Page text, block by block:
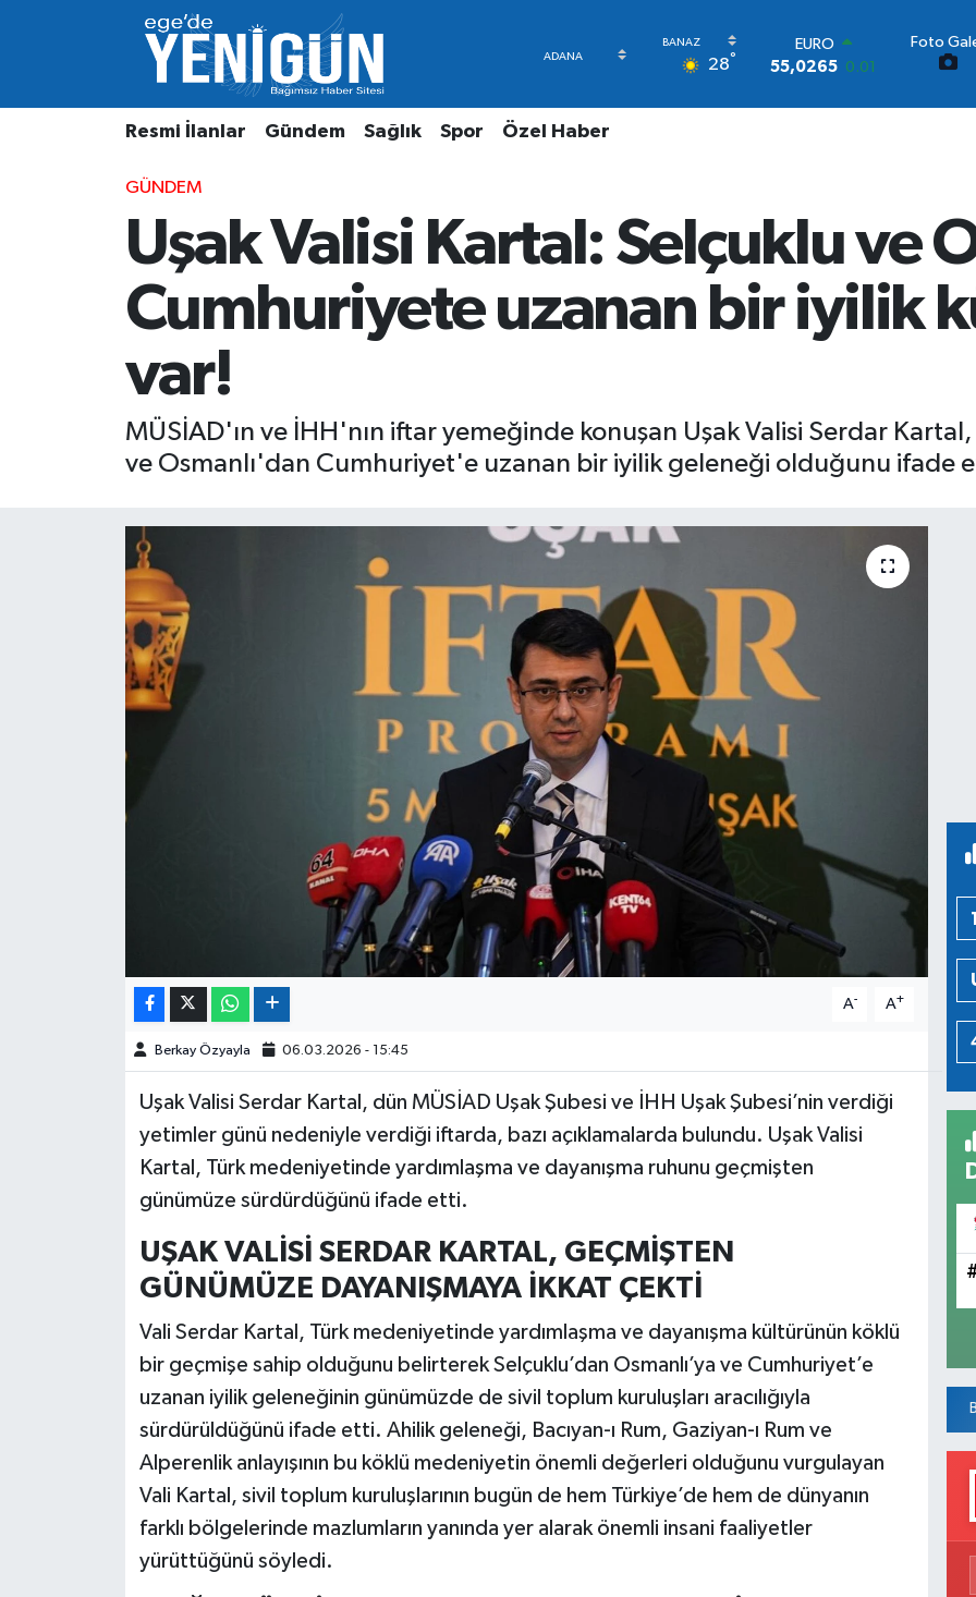
28°
STERLİN
64,1897
0.02
6574.81 1.44
47,7069
0.17
55,0265 0.01
Foto
Resmi İlanlar Gündem Sağlık Spor Özel Haber
GÜNDEM
Uşak Valisi Kartal: Selçuklu ve
Cumhuriyete uzanan bir iyilik
var!
MÜSİAD'ın ve İHH'nın iftar yemeğinde konuşan Uşak Valisi Serdar
ve Osmanlı'dan Cumhuriyet'e uzanan bir iyilik geleneği olduğunu ifade
A- A+
Berkay Özyayla 06.03.2026 - 15:45
Uşak Valisi Serdar Kartal, dün MÜSİAD Uşak Şubesi ve İHH Uşak Şubesi’nin verdiği
yetimler günü nedeniyle verdiği iftarda, bazı açıklamalarda bulundu. Uşak Valisi
Kartal, Türk medeniyetinde yardımlaşma ve dayanışma ruhunu geçmişten
günümüze sürdürdüğünü ifade etti.
UŞAK VALİSİ SERDAR KARTAL, GEÇMİŞTEN
GÜNÜMÜZE DAYANIŞMAYA İKKAT ÇEKTİ
Vali Serdar Kartal, Türk medeniyetinde yardımlaşma ve dayanışma kültürünün köklü
bir geçmişe sahip olduğunu belirterek Selçuklu’dan Osmanlı’ya ve Cumhuriyet’e
uzanan iyilik geleneğinin günümüzde de sivil toplum kuruluşları aracılığıyla
sürdürüldüğünü ifade etti. Ahilik geleneği, Bacıyan-ı Rum, Gaziyan-ı Rum ve
Alperenlik anlayışının bu köklü medeniyetin önemli değerleri olduğunu vurgulayan
Vali Kartal, sivil toplum kuruluşlarının bugün de hem Türkiye’de hem de dünyanın
farklı bölgelerinde mazlumların yanında yer alarak önemli insani faaliyetler
yürüttüğünü söyledi.
Resmi İlanlar
Gündem
Özel Haber
Beyoğlu Nöbetçi Eczaneler
Beyoğlu Hava Durumu
Beyoğlu Trafik Yoğunluk Haritası
Süper Lig Puan Durumu ve Fikstür
Tüm Manşetler
Son Dakika Haberleri
Haber Arşivi